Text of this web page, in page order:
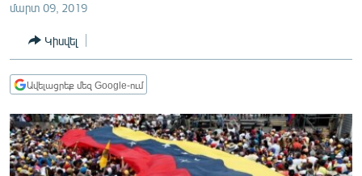
ՏՆՏԵՍՈՒԹՅՈՒՆ
ՂԱՐԱԲԱՂ
ՏԱՐԱԾԱՇՐՋԱՆ
ՄԻՋԱԶԳԱՅԻՆ
մարտ 09, 2019
Կիսվել
Ավելացրեք մեզ Google-ում